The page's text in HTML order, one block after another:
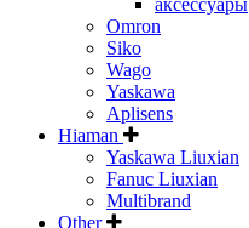
Omron
Siko
Wago
Yaskawa
Aplisens
Hiaman
Yaskawa Liuxian
Fanuc Liuxian
Multibrand
Other